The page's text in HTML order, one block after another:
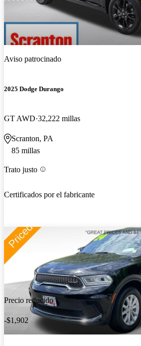
Aviso patrocinado
2025 Dodge Durango
GT AWD 32,222 millas
Scranton, PA
85 millas
Trato justo
Certificados por el fabricante
Precio reducido
-$1,902